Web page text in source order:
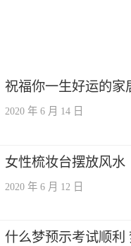
祝福你一生好运的家
2020 年 6 月 14 日
女性梳妆台摆放风水
2020 年 6 月 12 日
什么梦预示考试顺利